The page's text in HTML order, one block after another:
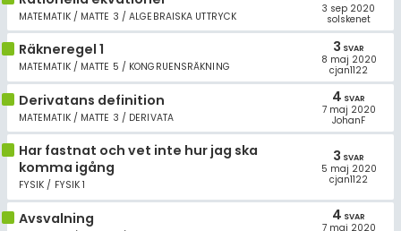
MATEMATIK / MATTE 3 / ALGEBRAISKA UTTRYCK
3 sep 2020
solskenet
Räkneregel 1
MATEMATIK / MATTE 5 / KONGRUENSRÄKNING
3 SVAR
8 maj 2020
cjan1122
Derivatans definition
MATEMATIK / MATTE 3 / DERIVATA
4 SVAR
7 maj 2020
JohanF
Har fastnat och vet inte hur jag ska
komma igång
FYSIK / FYSIK 1
3 SVAR
5 maj 2020
cjan1122
Avsvalning 4 SVAR
7 maj 2020